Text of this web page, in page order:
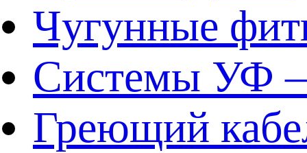
Чугунные
Системы УФ –
Греющий